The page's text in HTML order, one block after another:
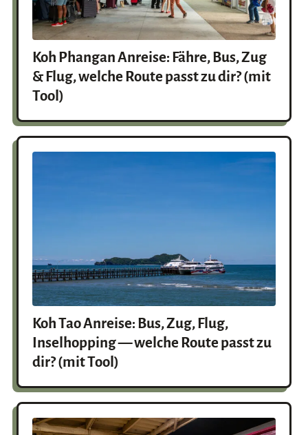
Koh Phangan Anreise: Fähre, Bus, Zug
& Flug, welche Route passt zu dir? (mit
Tool)
Koh Tao Anreise: Bus, Zug, Flug,
Inselhopping — welche Route passt zu
dir? (mit Tool)